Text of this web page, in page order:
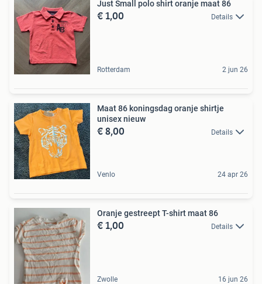
Just Small polo shirt oranje maat 86
€ 1,00 Details
Rotterdam 2 jun 26
Maat 86 koningsdag oranje shirtje
unisex nieuw
€ 8,00 Details
Venlo 24 apr 26
Oranje gestreept T-shirt maat 86
€ 1,00 Details
Zwolle 16 jun 26